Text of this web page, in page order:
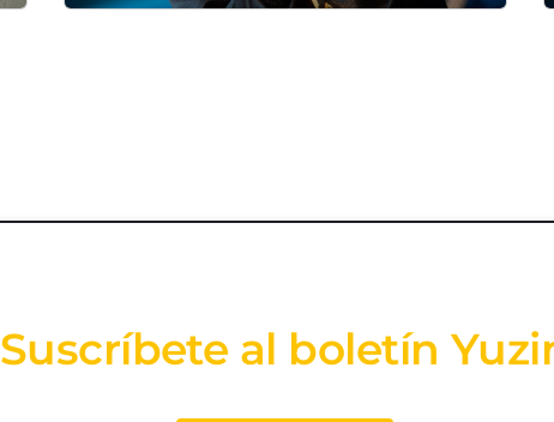
Suscríbete al boletín